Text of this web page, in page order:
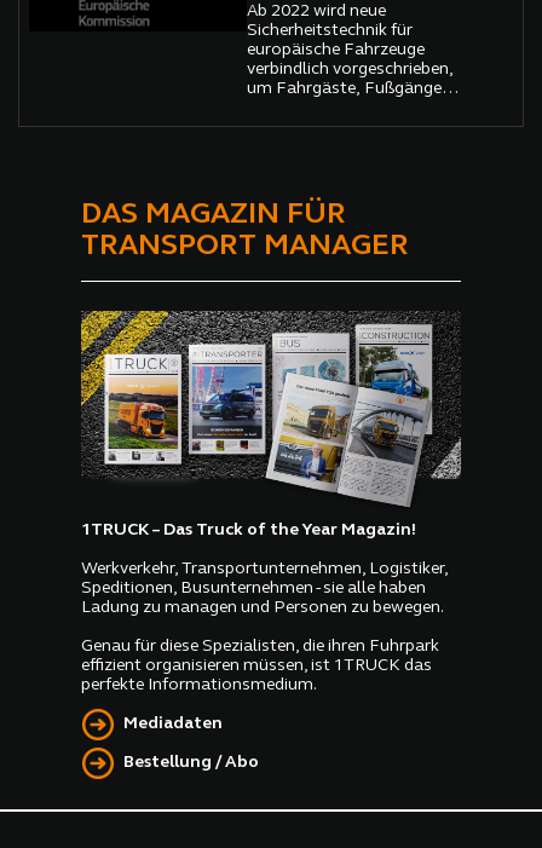
Ab 2022 wird neue
Sicherheitstechnik für
europäische Fahrzeuge
verbindlich vorgeschrieben,
um Fahrgäste, Fußgänger
schützen.
DAS MAGAZIN FÜR
TRANSPORT MANAGER
1TRUCK – Das Truck of the Year Magazin!
Werkverkehr, Transportunternehmen, Logistiker,
Speditionen, Busunternehmen - sie alle haben
Ladung zu managen und Personen zu bewegen.
Genau für diese Spezialisten, die ihren Fuhrpark
effizient organisieren müssen, ist 1TRUCK das
perfekte Informationsmedium.
Mediadaten
Bestellung / Abo